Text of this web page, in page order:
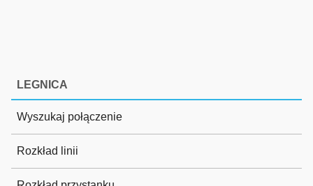
LEGNICA
Wyszukaj połączenie
Rozkład linii